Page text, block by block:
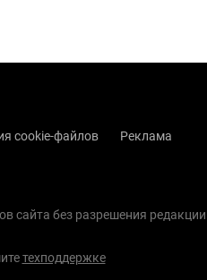
cookie-файлов
Реклама
сайта без разрешения редакции
техподдержке